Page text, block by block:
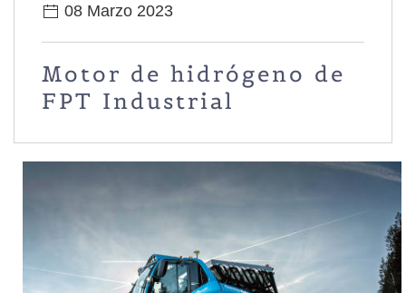
08 Marzo 2023
Motor de hidrógeno de
FPT Industrial